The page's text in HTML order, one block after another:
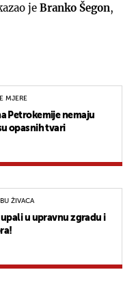
je Branko Šegon,
MJERE
Petrokemije nemaju
opasnih tvari
ŽIVACA
upali u upravnu zgradu i